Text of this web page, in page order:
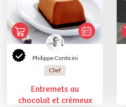
Philippe Conticini
Chef
Entremets au
chocolat et crémeux